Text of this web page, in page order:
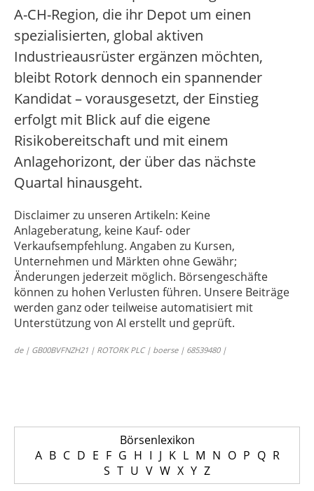
A-CH-Region, die ihr Depot um einen
spezialisierten, global aktiven
Industrieausrüster ergänzen möchten,
bleibt Rotork dennoch ein spannender
Kandidat – vorausgesetzt, der Einstieg
erfolgt mit Blick auf die eigene
Risikobereitschaft und mit einem
Anlagehorizont, der über das nächste
Quartal hinausgeht.
Disclaimer zu unseren Artikeln: Keine
Anlageberatung, keine Kauf- oder
Verkaufsempfehlung. Angaben zu Kursen,
Unternehmen und Märkten ohne Gewähr;
Änderungen jederzeit möglich. Börsengeschäfte
können zu hohen Verlusten führen. Unsere Beiträge
werden ganz oder teilweise automatisiert mit
Unterstützung von AI erstellt und geprüft.
de | GB00BVFNZH21 | ROTORK PLC | boerse | 68539480 |
Börsenlexikon
A B C D E F G H I J K L M N O P Q R
S T U V W X Y Z